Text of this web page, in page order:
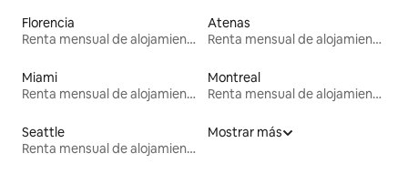
Florencia
Renta mensual de alojamientos
Atenas
Renta mensual de alojamientos
Miami
Renta mensual de alojamientos
Montreal
Renta mensual de alojamientos
Seattle
Renta mensual de alojamientos
Mostrar más